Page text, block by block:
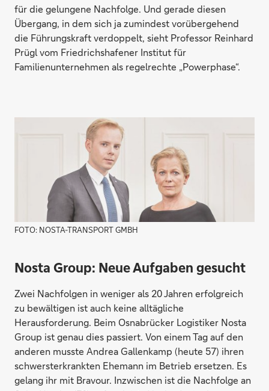
für die gelungene Nachfolge. Und gerade diesen
Übergang, in dem sich ja zumindest vorübergehend
die Führungskraft verdoppelt, sieht Professor Reinhard
Prügl vom Friedrichshafener Institut für
Familienunternehmen als regelrechte „Powerphase“.
FOTO: NOSTA-TRANSPORT GMBH
Nosta Group: Neue Aufgaben gesucht
Zwei Nachfolgen in weniger als 20 Jahren erfolgreich
zu bewältigen ist auch keine alltägliche
Herausforderung. Beim Osnabrücker Logistiker Nosta
Group ist genau dies passiert. Von einem Tag auf den
anderen musste Andrea Gallenkamp (heute 57) ihren
schwersterkrankten Ehemann im Betrieb ersetzen. Es
gelang ihr mit Bravour. Inzwischen ist die Nachfolge an